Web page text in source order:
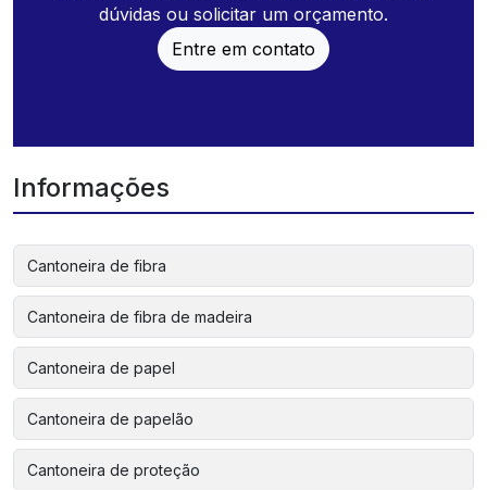
dúvidas ou solicitar um orçamento.
Entre em contato
Informações
Cantoneira de fibra
Cantoneira de fibra de madeira
Cantoneira de papel
Cantoneira de papelão
Cantoneira de proteção